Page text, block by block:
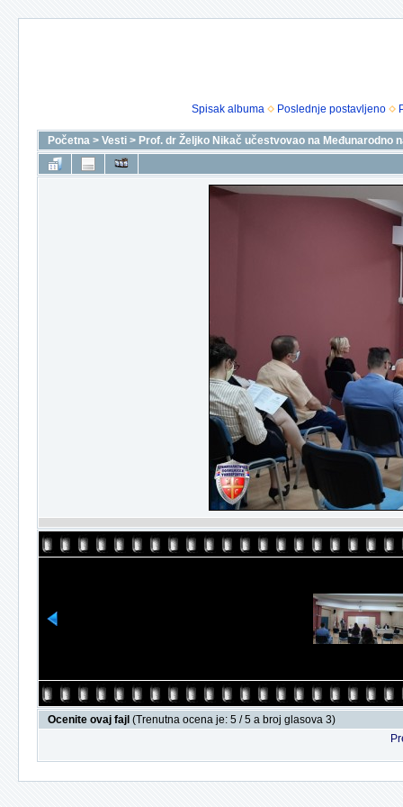
Spisak albuma Poslednje postavljeno
Početna > Vesti > Prof. dr Željko Nikač učestvovao na Međunarodno
Ocenite ovaj fajl (Trenutna ocena je: 5 / 5 a broj glasova 3)